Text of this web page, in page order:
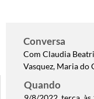
Conversa
Com Claudia
Vasquez, Maria do
Quando